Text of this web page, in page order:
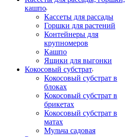
кашпо
Кассеты для рассады
Горшки для растений
Контейнеры для
крупномеров
Кашпо
Ящики для выгонки
Кокосовый субстрат
Кокосовый субстрат в
блоках
Кокосовый субстрат в
брикетах
Кокосовый субстрат в
матах
Мульча садовая